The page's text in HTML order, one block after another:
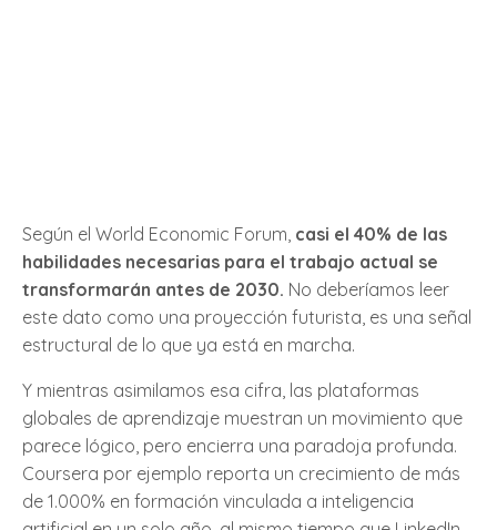
Según el World Economic Forum, casi el 40% de las
habilidades necesarias para el trabajo actual se
transformarán antes de 2030. No deberíamos leer
este dato como una proyección futurista, es una señal
estructural de lo que ya está en marcha.
Y mientras asimilamos esa cifra, las plataformas
globales de aprendizaje muestran un movimiento que
parece lógico, pero encierra una paradoja profunda.
Coursera por ejemplo reporta un crecimiento de más
de 1.000% en formación vinculada a inteligencia